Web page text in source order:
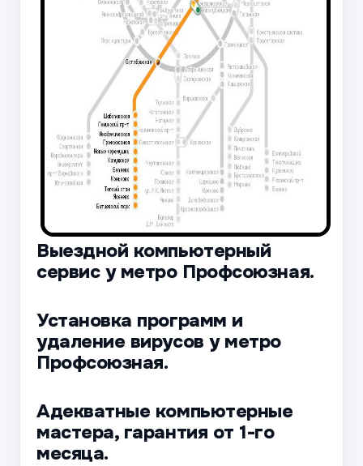
Выездной компьютерный
сервис у метро Профсоюзная.
Установка программ и
удаление вирусов у метро
Профсоюзная.
Адекватные компьютерные
мастера, гарантия от 1-го
месяца.